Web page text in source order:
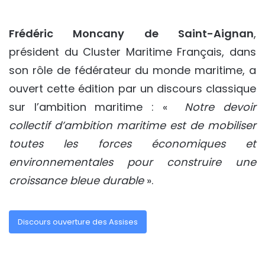
Frédéric Moncany de Saint-Aignan,
président du Cluster Maritime Français, dans
son rôle de fédérateur du monde maritime, a
ouvert cette édition par un discours classique
sur l’ambition maritime : « Notre devoir
collectif d’ambition maritime est de mobiliser
toutes les forces économiques et
environnementales pour construire une
croissance bleue durable ».
Discours ouverture des Assises